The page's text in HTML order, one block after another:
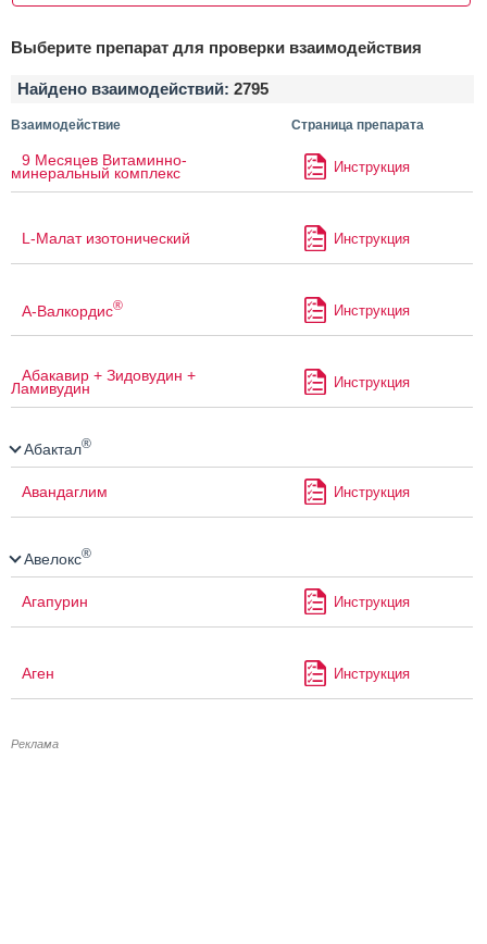
Выберите препарат для проверки взаимодействия
Найдено взаимодействий: 2795
Взаимодействие Страница препарата
9 Месяцев Витаминно-
минеральный комплекс Инструкция
L-Малат изотонический Инструкция
А-Валкордис® Инструкция
Абакавир + Зидовудин +
Ламивудин Инструкция
Абактал®
Авандаглим Инструкция
Авелокс®
Агапурин Инструкция
Аген Инструкция
Реклама